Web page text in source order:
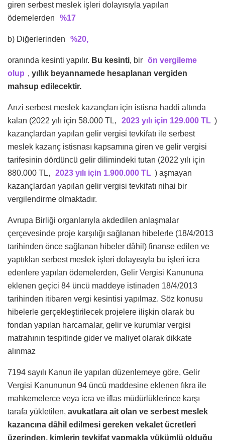
giren serbest meslek işleri dolayısıyla yapılan
ödemelerden
%17
b) Diğerlerinden %20,
oranında kesinti yapılır. Bu kesinti, bir
ön vergileme
olup ,yıllık beyannamede hesaplanan vergiden
mahsup edilecektir.
Arızi serbest meslek kazançları için istisna haddi altında
kalan (2022 yılı için 58.000 TL,
2023 yılı için 129.000 TL )
kazançlardan yapılan gelir vergisi tevkifatı ile serbest
meslek kazanç istisnası kapsamına giren ve gelir vergisi
tarifesinin dördüncü gelir dilimindeki tutarı (2022 yılı için
880.000 TL,
2023 yılı için 1.900.000 TL ) aşmayan
kazançlardan yapılan gelir vergisi tevkifatı nihai bir
vergilendirme olmaktadır.
Avrupa Birliği organlarıyla akdedilen anlaşmalar
çerçevesinde proje karşılığı sağlanan hibelerle (18/4/2013
tarihinden önce sağlanan hibeler dâhil) finanse edilen ve
yaptıkları serbest meslek işleri dolayısıyla bu işleri icra
edenlere yapılan ödemelerden, Gelir Vergisi Kanununa
eklenen geçici 84 üncü maddeye istinaden 18/4/2013
tarihinden itibaren vergi kesintisi yapılmaz. Söz konusu
hibelerle gerçekleştirilecek projelere ilişkin olarak bu
fondan yapılan harcamalar, gelir ve kurumlar vergisi
matrahının tespitinde gider ve maliyet olarak dikkate
alınmaz
7194 sayılı Kanun ile yapılan düzenlemeye göre, Gelir
Vergisi Kanununun 94 üncü maddesine eklenen fıkra ile
mahkemelerce veya icra ve iflas müdürlüklerince karşı
tarafa yükletilen, avukatlara ait olan ve serbest meslek
kazancına dâhil edilmesi gereken vekalet ücretleri
üzerinden, kimlerin tevkifat yapmakla yükümlü olduğu